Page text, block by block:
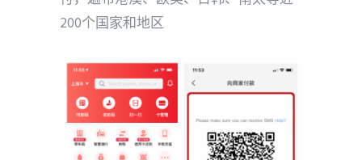
200个国家和地区